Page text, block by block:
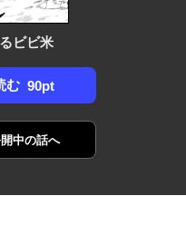
ビビ米
む 90pt
中の話へ